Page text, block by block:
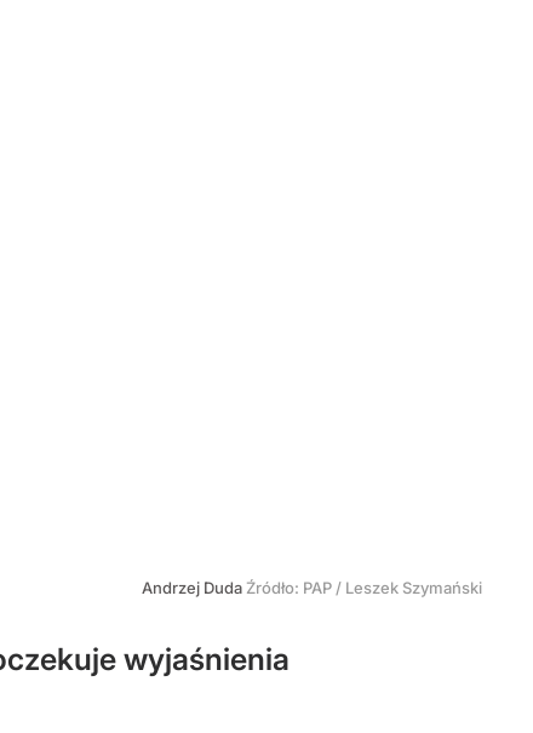
Andrzej Duda Źródło: PAP / Leszek Szymański
wyjaśnienia